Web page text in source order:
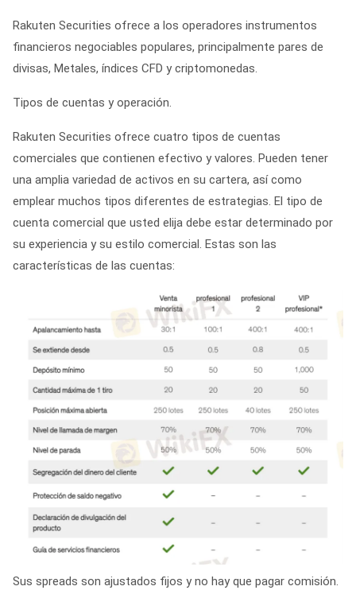
Rakuten Securities ofrece a los operadores instrumentos
financieros negociables populares, principalmente pares de
divisas, Metales, índices CFD y criptomonedas.
Tipos de cuentas y operación.
Rakuten Securities ofrece cuatro tipos de cuentas
comerciales que contienen efectivo y valores. Pueden tener
una amplia variedad de activos en su cartera, así como
emplear muchos tipos diferentes de estrategias. El tipo de
cuenta comercial que usted elija debe estar determinado por
su experiencia y su estilo comercial. Estas son las
características de las cuentas:
Sus spreads son ajustados fijos y no hay que pagar comisión.